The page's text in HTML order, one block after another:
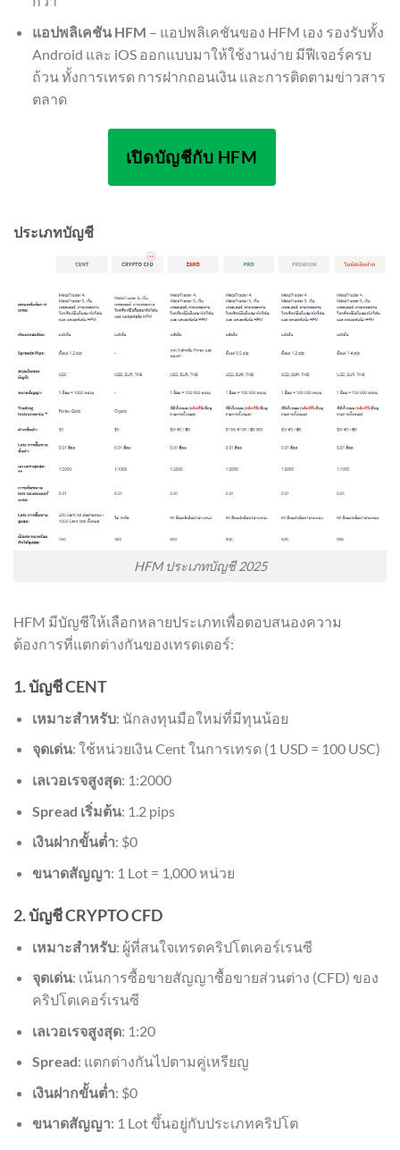
แอปพลิเคชัน HFM – แอปพลิเคชันของ HFM เอง รองรับทั้ง
Android และ iOS ออกแบบมาให้ใช้งานง่าย มีฟีเจอร์ครบ
ถ้วน ทั้งการเทรด การฝากถอนเงิน และการติดตามข่าวสาร
ตลาด
เปิดบัญชีกับ HFM
ประเภทบัญชี
HFM ประเภทบัญชี 2025
HFM มีบัญชีให้เลือกหลายประเภทเพื่อตอบสนองความ
ต้องการที่แตกต่างกันของเทรดเดอร์:
1. บัญชี CENT
เหมาะสำหรับ: นักลงทุนมือใหม่ที่มีทุนน้อย
จุดเด่น: ใช้หน่วยเงิน Cent ในการเทรด (1 USD = 100 USC)
เลเวอเรจสูงสุด: 1:2000
Spread เริ่มต้น: 1.2 pips
เงินฝากขั้นต่ำ: $0
ขนาดสัญญา: 1 Lot = 1,000 หน่วย
2. บัญชี CRYPTO CFD
เหมาะสำหรับ: ผู้ที่สนใจเทรดคริปโตเคอร์เรนซี
จุดเด่น: เน้นการซื้อขายสัญญาซื้อขายส่วนต่าง (CFD) ของ
คริปโตเคอร์เรนซี
เลเวอเรจสูงสุด: 1:20
Spread: แตกต่างกันไปตามคู่เหรียญ
เงินฝากขั้นต่ำ: $0
ขนาดสัญญา: 1 Lot ขึ้นอยู่กับประเภทคริปโต